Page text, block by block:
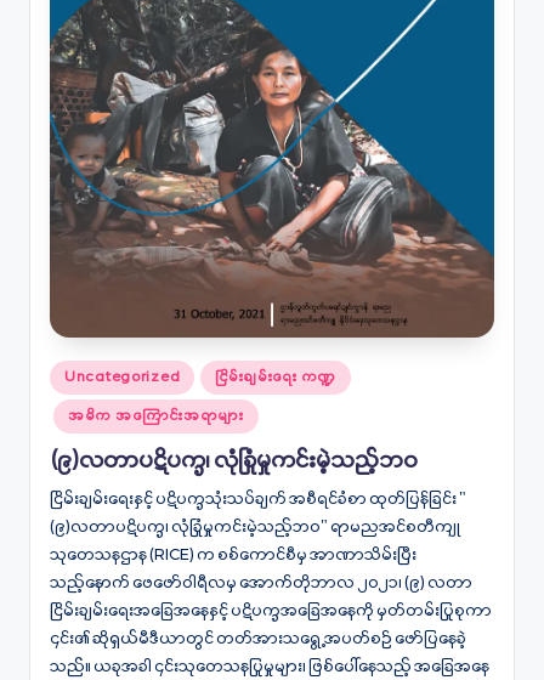
Posted
in
Uncategorized ငြိမ်းချမ်းရေး ကဏ္ဍ
အဓိက အကြောင်းအရာများ
(၉)လတာပဋိပက္ခ၊ လုံခြုံမှုကင်းမဲ့သည့်ဘဝ
ငြိမ်းချမ်းရေးနှင့် ပဋိပက္ခသုံးသပ်ချက် အစီရင်ခံစာ ထုတ်ပြန်ခြင်း "
(၉)လတာပဋိပက္ခ၊ လုံခြုံမှုကင်းမဲ့သည့်ဘဝ" ရာမညအင်စတီကျု
သုတေသနဌာန (RICE) က စစ်ကောင်စီမှ အာဏာသိမ်းပြီး
သည့်နောက် ဖေဖော်ဝါရီလမှ အောက်တိုဘာလ ၂၀၂၁၊ (၉) လတာ
ငြိမ်းချမ်းရေးအခြေအနေနှင့် ပဋိပက္ခအခြေအနေကို မှတ်တမ်းပြုစုကာ
၄င်း၏ ဆိုရှယ်မီဒီယာတွင် တတ်အားသရွေ့ အပတ်စဉ် ဖော်ပြနေခဲ့
သည်။ ယခုအခါ ၄င်းသုတေသနပြုမှုများ၊ ဖြစ်ပေါ်နေသည့် အခြေအနေ